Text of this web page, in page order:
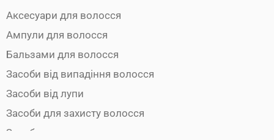
Аксесуари для волосся
Ампули для волосся
Бальзами для волосся
Засоби від випадіння волосся
Засоби від лупи
Засоби для захисту волосся
Засоби для укладки волосся